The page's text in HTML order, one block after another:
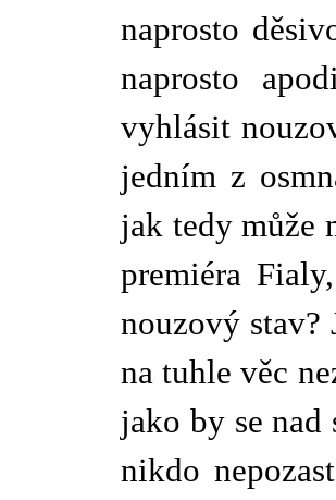
naprosto
naprosto
vyhlásit
jedním z
jak tedy může
premiéra
nouzový stav?
na tuhle věc
jako by se
nikdo